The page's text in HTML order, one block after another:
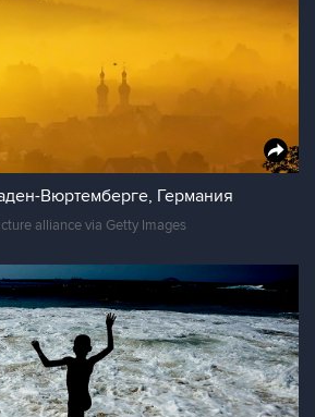
Вюртемберге, Германия
alliance via Getty Images